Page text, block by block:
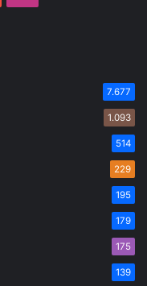
7.677
1.093
514
229
195
179
175
139